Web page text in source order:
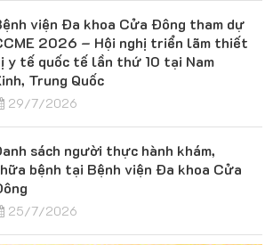
viện Đa khoa Cửa Đông tham dự
2026 – Hội nghị triển lãm thiết
y tế quốc tế lần thứ 10 tại Nam
Trung Quốc
29/7/2026
sách người thực hành khám,
bệnh tại Bệnh viện Đa khoa Cửa
25/7/2026